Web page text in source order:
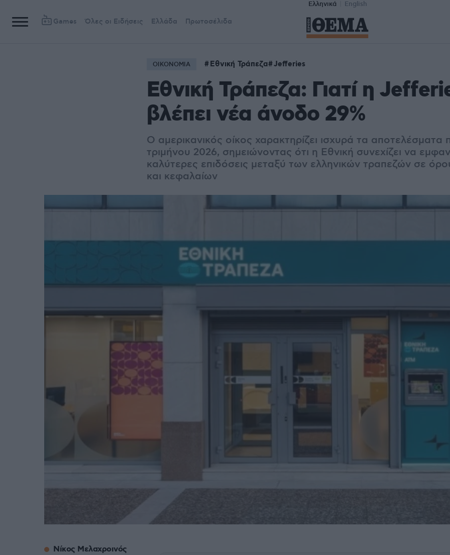
Ελληνικά English
Games Όλες οι Ειδήσεις Ελλάδα Πρωτοσέλιδα
ΟΙΚΟΝΟΜΙΑ Εθνική Τράπεζα Jefferies
Εθνική Τράπεζα: Γιατί η
βλέπει νέα άνοδο 29%
Ο αμερικανικός οίκος χαρακτηρίζει ισχυρά τα αποτελέσματα
τριμήνου 2026, σημειώνοντας ότι η Εθνική συνεχίζει να
καλύτερες επιδόσεις μεταξύ των ελληνικών τραπεζών σε
και κεφαλαίων
Νίκος Μελαχροινός